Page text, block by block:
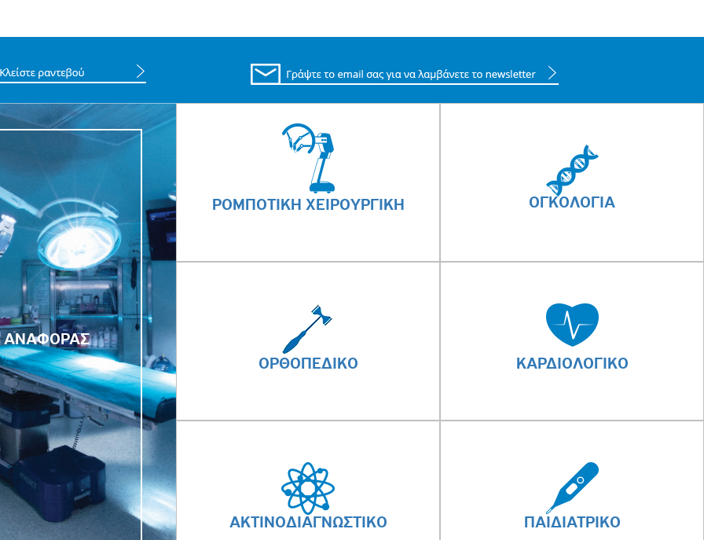
ΑΝΑΦΟΡΑΣ
ΡΟΜΠΟΤΙΚΗ ΧΕΙΡΟΥΡΓΙΚΗ ΟΓΚΟΛΟΓΙΑ
ΟΡΘΟΠΕΔΙΚΟ ΚΑΡΔΙΟΛΟΓΙΚΟ
ΑΚΤΙΝΟΔΙΑΓΝΩΣΤΙΚΟ ΠΑΙΔΙΑΤΡΙΚΟ